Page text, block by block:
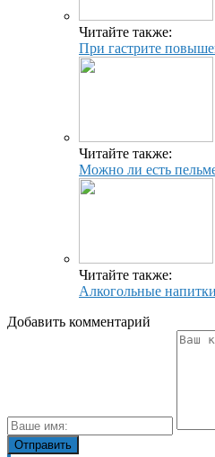
Читайте также:
При гастрите
Читайте также:
Можно ли есть
Читайте также:
Алкогольные
Добавить комментарий